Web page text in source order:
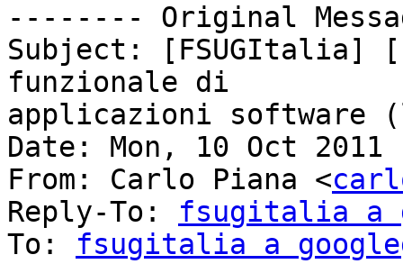
-------- Original
Subject: [FSUGItalia]
funzionale di
applicazioni software
Date: Mon, 10 Oct 2011
From: Carlo Piana <
Reply-To: fsugitalia a
To: fsugitalia a